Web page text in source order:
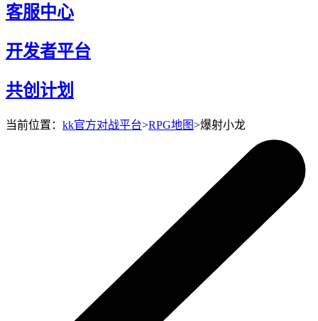
客服中心
开发者平台
共创计划
当前位置： kk官方对战平台>RPG地图>爆射小龙